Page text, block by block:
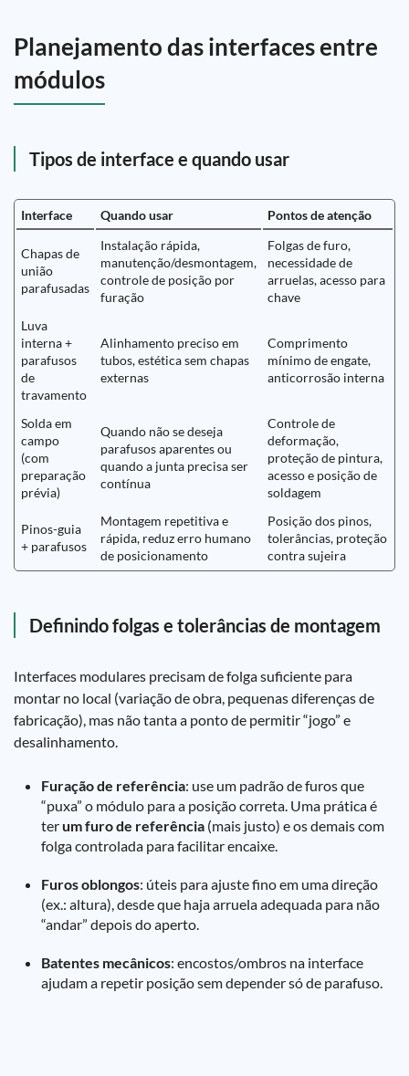
Planejamento das interfaces entre
módulos
Tipos de interface e quando usar
Interface Quando usar Pontos de atenção
Chapas de
união
parafusadas
Instalação rápida,
manutenção/desmontagem,
controle de posição por
furação
Folgas de furo,
necessidade de
arruelas, acesso para
chave
Luva
interna +
parafusos
de
travamento
Alinhamento preciso em
tubos, estética sem chapas
externas
Comprimento
mínimo de engate,
anticorrosão interna
Solda em
campo
(com
preparação
prévia)
Quando não se deseja
parafusos aparentes ou
quando a junta precisa ser
contínua
Controle de
deformação,
proteção de pintura,
acesso e posição de
soldagem
Pinos-guia
+ parafusos
Montagem repetitiva e
rápida, reduz erro humano
de posicionamento
Posição dos pinos,
tolerâncias, proteção
contra sujeira
Definindo folgas e tolerâncias de montagem
Interfaces modulares precisam de folga suficiente para
montar no local (variação de obra, pequenas diferenças de
fabricação), mas não tanta a ponto de permitir “jogo” e
desalinhamento.
Furação de referência: use um padrão de furos que
“puxa” o módulo para a posição correta. Uma prática é
terum furo de referência (mais justo) e os demais com
folga controlada para facilitar encaixe.
Furos oblongos: úteis para ajuste fino em uma direção
(ex.: altura), desde que haja arruela adequada para não
“andar” depois do aperto.
Batentes mecânicos: encostos/ombros na interface
ajudam a repetir posição sem depender só de parafuso.